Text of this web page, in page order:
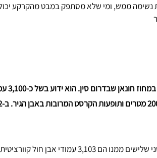
נשימה ממש, ומי שלא מסתפק במבט מהקרקע